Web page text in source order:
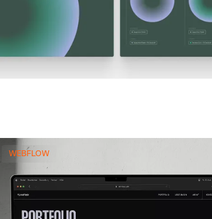
WEBFLOW
NinetoSix